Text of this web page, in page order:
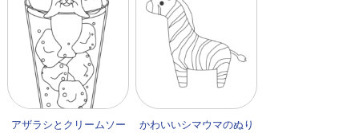
アザラシとクリームソー
かわいいシマウマのぬり